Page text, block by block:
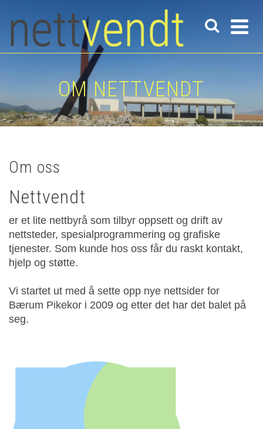
OM NETTVENDT
Om oss
Nettvendt
er et lite nettbyrå som tilbyr oppsett og drift av
nettsteder, spesialprogrammering og grafiske
tjenester. Som kunde hos oss får du raskt kontakt,
hjelp og støtte.
Vi startet ut med å sette opp nye nettsider for
Bærum Pikekor i 2009 og etter det har det balet på
seg.